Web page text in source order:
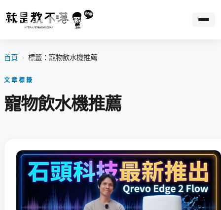
首頁 › 標籤：寵物飲水機推薦
文章標籤
寵物飲水機推薦